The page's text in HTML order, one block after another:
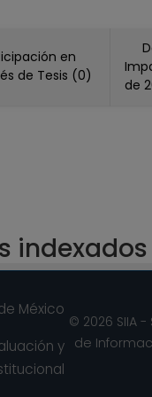
en
de Tesis (0)
México
y
© 2026 SIIA
de